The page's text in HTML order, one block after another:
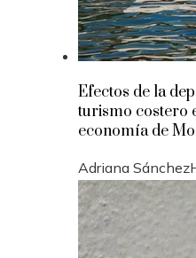
Efectos de la
turismo costero
economía de
Adriana Sánchez